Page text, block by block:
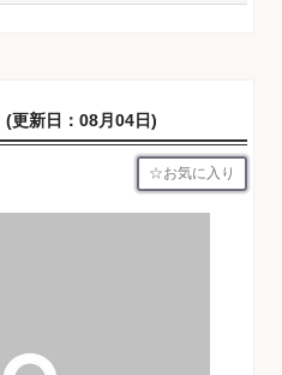
(更新日：08月04日)
お気に入り